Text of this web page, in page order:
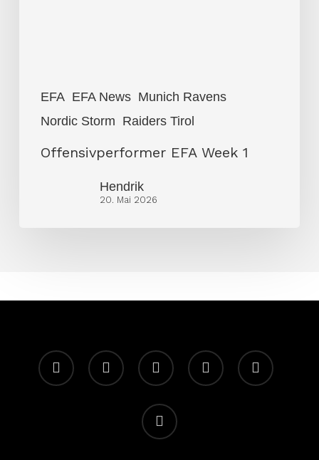
EFA EFA News Munich Ravens
Nordic Storm Raiders Tirol
Offensivperformer EFA Week 1
Hendrik
20. Mai 2026
facebook youtube instagram spotify twitch
email